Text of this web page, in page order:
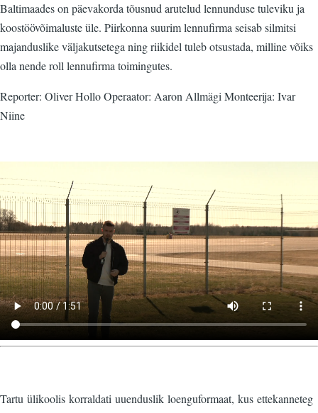
Baltimaades on päevakorda tõusnud arutelud lennunduse tuleviku ja
koostöövõimaluste üle. Piirkonna suurim lennufirma seisab silmitsi
majanduslike väljakutsetega ning riikidel tuleb otsustada, milline võiks
olla nende roll lennufirma toimingutes.
Reporter: Oliver Hollo Operaator: Aaron Allmägi Monteerija: Ivar
Niine
fail
Tartu ülikoolis korraldati uuenduslik loenguformaat, kus ettekanneteg